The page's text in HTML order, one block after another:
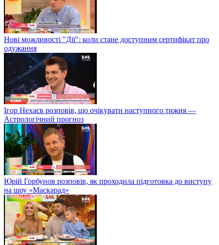
Нові можливості "Дії": коли стане доступним сертифікат про
одужання
Ігор Нехаєв розповів, що очікувати наступного тижня —
Астрологічний прогноз
Юрій Горбунов розповів, як проходила підготовка до виступу
на шоу «Маскарад»